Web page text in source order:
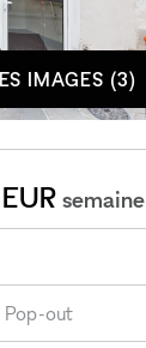
IMAGES (3)
semaine